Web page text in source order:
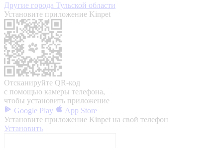
Другие города Тульской области
Установите приложение Kinpet
Отсканируйте QR-код
с помощью камеры телефона,
чтобы установить приложение
Google Play
App Store
Установите приложение Kinpet на свой телефон
Установить